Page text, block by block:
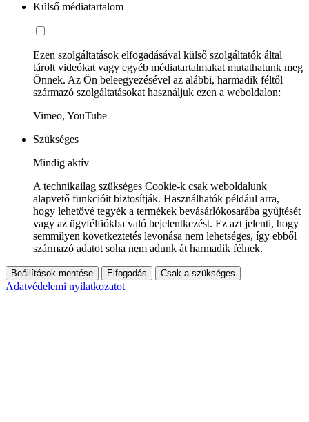
Külső médiatartalom
Ezen szolgáltatások elfogadásával külső szolgáltatók által
tárolt videókat vagy egyéb médiatartalmakat mutathatunk meg
Önnek. Az Ön beleegyezésével az alábbi, harmadik féltől
származó szolgáltatásokat használjuk ezen a weboldalon:
Vimeo, YouTube
Szükséges
Mindig aktív
A technikailag szükséges Cookie-k csak weboldalunk
alapvető funkcióit biztosítják. Használhatók például arra,
hogy lehetővé tegyék a termékek bevásárlókosarába gyűjtését
vagy az ügyfélfiókba való bejelentkezést. Ez azt jelenti, hogy
semmilyen következtetés levonása nem lehetséges, így ebből
származó adatot soha nem adunk át harmadik félnek.
Beállítások mentése Elfogadás Csak a szükséges
Adatvédelemi nyilatkozatot